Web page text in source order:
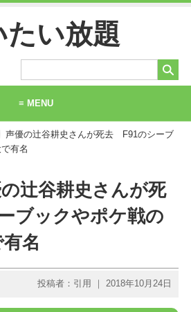
たい放題
≡ MENU
ホーム
お問い合わせ
声優の辻谷耕史さんが死去 F91のシーブ
有名
の辻谷耕史さんが死
ブックやポケ戦の
名
投稿者：引用 ｜ 2018年10月24日